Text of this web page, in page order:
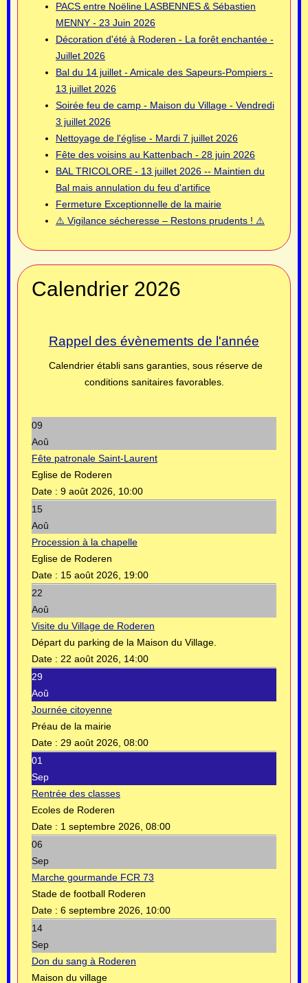
PACS entre Noëline LASBENNES & Sébastien
MENNY - 23 Juin 2026
Décoration d'été à Roderen - La forêt enchantée -
Juillet 2026
Bal du 14 juillet - Amicale des Sapeurs-Pompiers -
13 juillet 2026
Soirée feu de camp - Maison du Village - Vendredi
3 juillet 2026
Nettoyage de l'église - Mardi 7 juillet 2026
Fête des voisins au Kattenbach - 28 juin 2026
BAL TRICOLORE - 13 juillet 2026 -- Maintien du
Bal mais annulation du feu d'artifice
Fermeture Exceptionnelle de la mairie
⚠️ Vigilance sécheresse – Restons prudents ! ⚠️
Calendrier 2026
Rappel des évènements de l'année
Calendrier établi sans garanties, sous réserve de
conditions sanitaires favorables.
09
Aoû
Fête patronale Saint-Laurent
Eglise de Roderen
Date : 9 août 2026, 10:00
15
Aoû
Procession à la chapelle
Eglise de Roderen
Date : 15 août 2026, 19:00
22
Aoû
Visite du Village de Roderen
Départ du parking de la Maison du Village.
Date : 22 août 2026, 14:00
29
Aoû
Journée citoyenne
Préau de la mairie
Date : 29 août 2026, 08:00
01
Sep
Rentrée des classes
Ecoles de Roderen
Date : 1 septembre 2026, 08:00
06
Sep
Marche gourmande FCR 73
Stade de football Roderen
Date : 6 septembre 2026, 10:00
14
Sep
Don du sang à Roderen
Maison du village